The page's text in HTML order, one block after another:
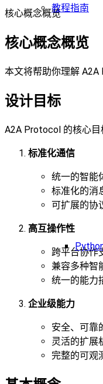
教程指南
核心概念概览
核心概念概览
本文将帮助你理解 A2A
设计目标
A2A Protocol 的核心目
标准化通信
统一的智能
标准化的消
可扩展的协
高互操作性
跨平台协作
兼容多种智
统一的能力
企业级能力
安全、可靠
灵活的扩展
完整的可观